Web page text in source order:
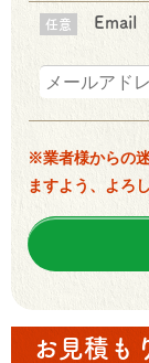
任意 Email
※業者様からの
ますよう、よろ
お見積も